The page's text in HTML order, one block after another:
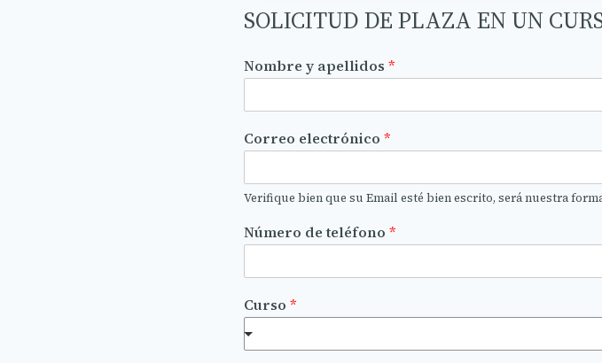
SOLICITUD DE PLAZA EN UN
Nombre y apellidos *
Correo electrónico *
Verifique bien que su Email esté bien escrito, será nuestra
Número de teléfono *
Curso *